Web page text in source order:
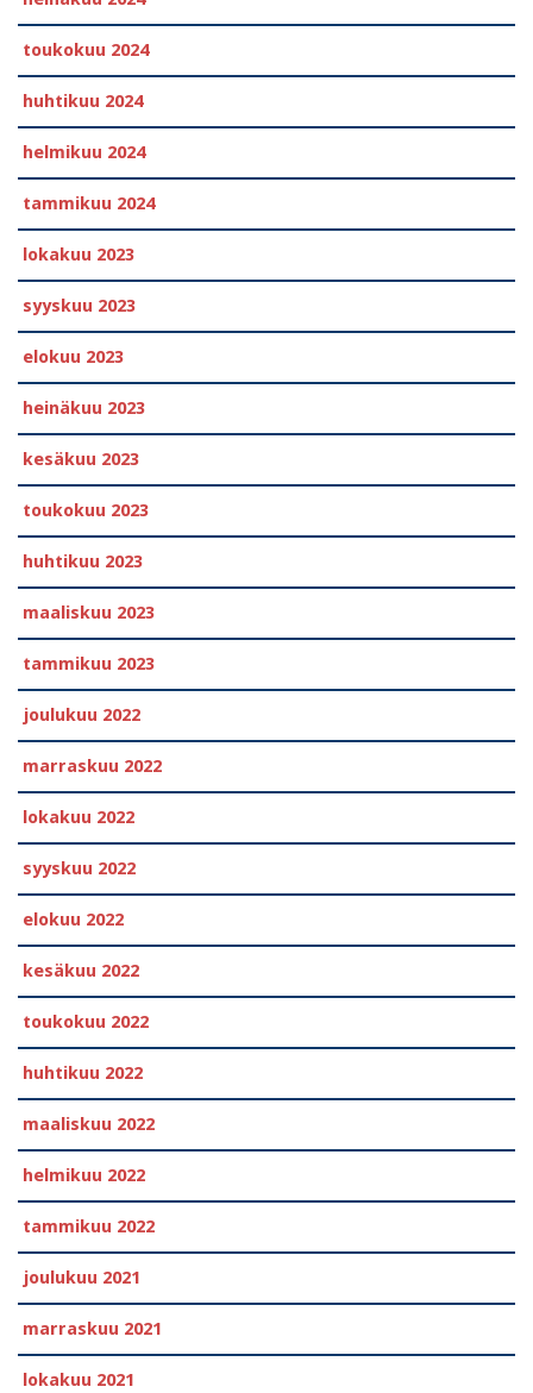
toukokuu 2024
huhtikuu 2024
helmikuu 2024
tammikuu 2024
lokakuu 2023
syyskuu 2023
elokuu 2023
heinäkuu 2023
kesäkuu 2023
toukokuu 2023
huhtikuu 2023
maaliskuu 2023
tammikuu 2023
joulukuu 2022
marraskuu 2022
lokakuu 2022
syyskuu 2022
elokuu 2022
kesäkuu 2022
toukokuu 2022
huhtikuu 2022
maaliskuu 2022
helmikuu 2022
tammikuu 2022
joulukuu 2021
marraskuu 2021
lokakuu 2021